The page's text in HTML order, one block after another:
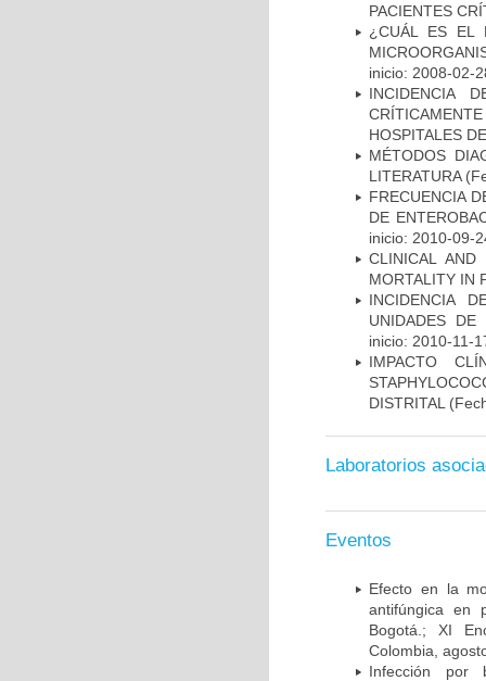
PACIENTES
¿CUÁL ES EL
inicio: 2008-02-
INCIDENCIA
HOSPITALES
MÉTODOS
LITERATURA
FRECUENCIA
DE
inicio: 2010-09-
CLINICAL AND
MORTALITY IN
INCIDENCIA
UNIDADES DE
inicio: 2010-11-
IMPACTO
DISTRITAL
Laboratorios
Eventos
Efecto en la
antifúngica en
Bogotá.; XI
Colombia,
Infección por